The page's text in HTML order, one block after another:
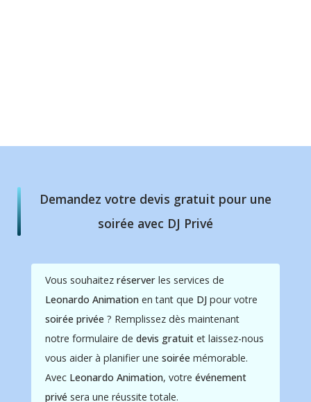
Demandez votre devis gratuit pour une
soirée avec DJ Privé
Vous souhaitez réserverles services de
Leonardo Animationen tant que DJpour votre
soirée privée? Remplissez dès maintenant
notre formulaire de devis gratuitet laissez-nous
vous aider à planifier une soiréemémorable.
Avec Leonardo Animation, votre événement
privésera une réussite totale.